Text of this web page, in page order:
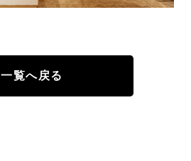
一覧へ戻る